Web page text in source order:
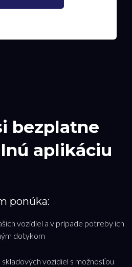
bezplatne
aplikáciu
ponúka:
vozidiel a v prípade potreby ich
dotykom
vozidiel s možnosťou